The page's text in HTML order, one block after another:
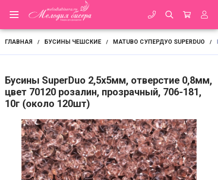
ГЛАВНАЯ / БУСИНЫ ЧЕШСКИЕ / MATUBO СУПЕРДУО SUPERDUO /
Бусины SuperDuo 2,5х5мм, отверстие 0,8мм,
цвет 70120 розалин, прозрачный, 706-181,
10г (около 120шт)